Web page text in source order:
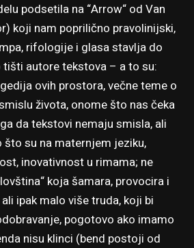
podsetila na “Arrow“ od Van
koji nam poprilično pravolinijski,
rifologije i glasa stavlja do
autore tekstova – a to su:
ovih prostora, večne teme o
života, onome što nas čeka
da tekstovi nemaju smisla, ali
su na maternjem jeziku,
inovativnost u rimama; ne
koja šamara, provocira i
ipak malo više truda, koji bi
pogotovo ako imamo
nisu klinci (bend postoji od